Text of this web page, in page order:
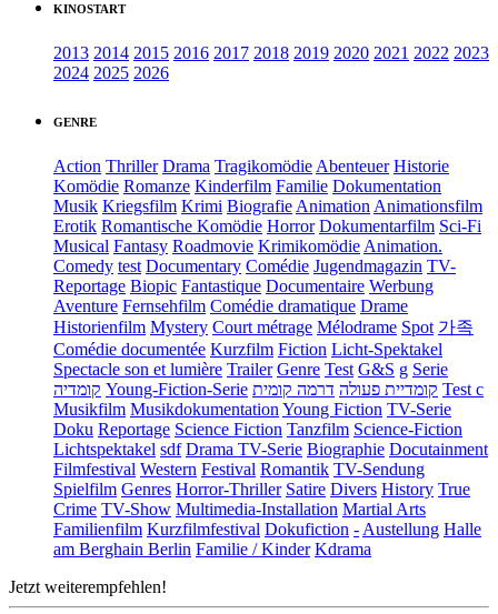
KINOSTART
2013 2014 2015 2016 2017 2018 2019 2020 2021 2022 2023
2024 2025 2026
GENRE
Action Thriller Drama Tragikomödie Abenteuer Historie
Komödie Romanze Kinderfilm Familie Dokumentation
Musik Kriegsfilm Krimi Biografie Animation Animationsfilm
Erotik Romantische Komödie Horror Dokumentarfilm Sci-Fi
Musical Fantasy Roadmovie Krimikomödie Animation.
Comedy test Documentary Comédie Jugendmagazin TV-
Reportage Biopic Fantastique Documentaire Werbung
Aventure Fernsehfilm Comédie dramatique Drame
Historienfilm Mystery Court métrage Mélodrame Spot 가족
Comédie documentée Kurzfilm Fiction Licht-Spektakel
Spectacle son et lumière Trailer Genre Test G&S g Serie
קומדיה Young-Fiction-Serie קומדיית פעולה דרמה קומית
Test c
Musikfilm Musikdokumentation Young Fiction TV-Serie
Doku Reportage Science Fiction Tanzfilm Science-Fiction
Lichtspektakel sdf Drama TV-Serie Biographie Docutainment
Filmfestival Western Festival Romantik TV-Sendung
Spielfilm Genres Horror-Thriller Satire Divers History True
Crime TV-Show Multimedia-Installation Martial Arts
Familienfilm Kurzfilmfestival Dokufiction - Austellung Halle
am Berghain Berlin Familie / Kinder Kdrama
Jetzt weiterempfehlen!